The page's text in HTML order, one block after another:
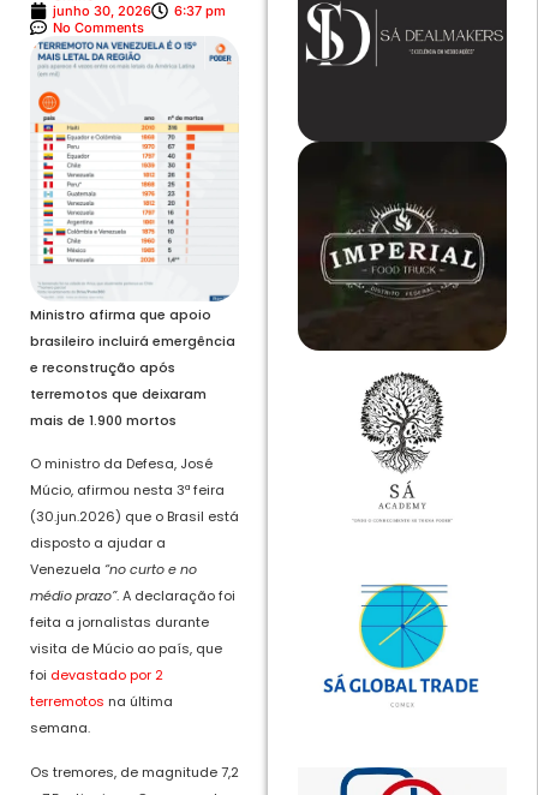
junho 30, 2026
6:37 pm
No Comments
Ministro afirma que apoio
brasileiro incluirá emergência
e reconstrução após
terremotos que deixaram
mais de 1.900 mortos
O ministro da Defesa, José
Múcio, afirmou nesta 3ª feira
(30.jun.2026) que o Brasil está
disposto a ajudar a
Venezuela “no curto e no
médio prazo”. A declaração foi
feita a jornalistas durante
visita de Múcio ao país, que
foi devastado por 2
terremotos na última
semana.
Os tremores, de magnitude 7,2